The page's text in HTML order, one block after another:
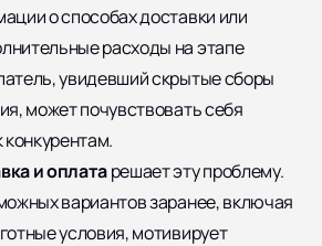
о способах доставки или
расходы на этапе
увидевший скрытые сборы
может почувствовать себя
и оплатарешает эту проблему.
вариантов заранее, включая
условия, мотивирует